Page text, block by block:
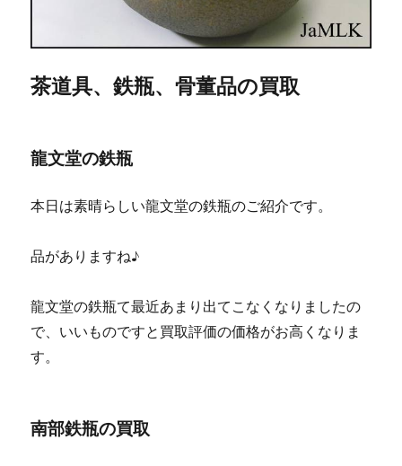
茶道具、鉄瓶、骨董品の買取
龍文堂の鉄瓶
本日は素晴らしい龍文堂の鉄瓶のご紹介です。
品がありますね♪
龍文堂の鉄瓶て最近あまり出てこなくなりましたの
で、いいものですと買取評価の価格がお高くなりま
す。
南部鉄瓶の買取